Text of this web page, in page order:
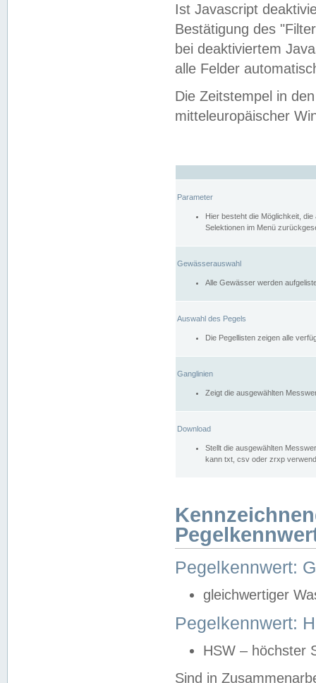
Ist Javascript
Bestätigung des
bei deaktiviertem
alle Felder
Die Zeitstempel in
mitteleuropäischer
Parameter
Hier besteht die Möglichkeit,
Selektionen im Menü
Gewässerauswahl
Alle Gewässer werden
Auswahl des Pegels
Die Pegellisten zeigen alle
Ganglinien
Zeigt die ausgewählten
Download
Stellt die ausgewählten
kann txt, csv oder zrxp
Pegelkennwert:
gleichwertiger
Pegelkennwert:
HSW – höchster
Sind in